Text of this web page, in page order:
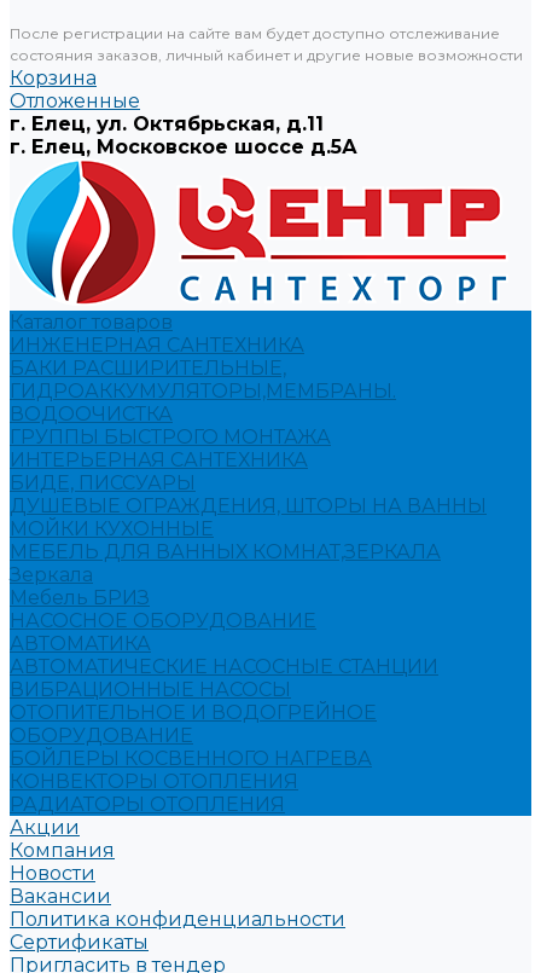
После регистрации на сайте вам будет доступно отслеживание
состояния заказов, личный кабинет и другие новые возможности
Корзина
Отложенные
г. Елец, ул. Октябрьская, д.11
г. Елец, Московское шоссе д.5А
Каталог товаров
ИНЖЕНЕРНАЯ САНТЕХНИКА
БАКИ РАСШИРИТЕЛЬНЫЕ,
ГИДРОАККУМУЛЯТОРЫ,МЕМБРАНЫ.
ВОДООЧИСТКА
ГРУППЫ БЫСТРОГО МОНТАЖА
ИНТЕРЬЕРНАЯ САНТЕХНИКА
БИДЕ, ПИССУАРЫ
ДУШЕВЫЕ ОГРАЖДЕНИЯ, ШТОРЫ НА ВАННЫ
МОЙКИ КУХОННЫЕ
МЕБЕЛЬ ДЛЯ ВАННЫХ КОМНАТ,ЗЕРКАЛА
Зеркала
Мебель БРИЗ
НАСОСНОЕ ОБОРУДОВАНИЕ
АВТОМАТИКА
АВТОМАТИЧЕСКИЕ НАСОСНЫЕ СТАНЦИИ
ВИБРАЦИОННЫЕ НАСОСЫ
ОТОПИТЕЛЬНОЕ И ВОДОГРЕЙНОЕ
ОБОРУДОВАНИЕ
БОЙЛЕРЫ КОСВЕННОГО НАГРЕВА
КОНВЕКТОРЫ ОТОПЛЕНИЯ
РАДИАТОРЫ ОТОПЛЕНИЯ
Акции
Компания
Новости
Вакансии
Политика конфиденциальности
Сертификаты
Пригласить в тендер